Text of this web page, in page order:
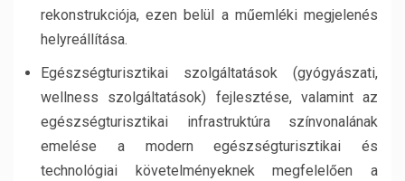
rekonstrukciója, ezen belül a műemléki megjelenés
helyreállítása.
Egészségturisztikai szolgáltatások (gyógyászati,
wellness szolgáltatások) fejlesztése, valamint az
egészségturisztikai infrastruktúra színvonalának
emelése a modern egészségturisztikai és
technológiai követelményeknek megfelelően a